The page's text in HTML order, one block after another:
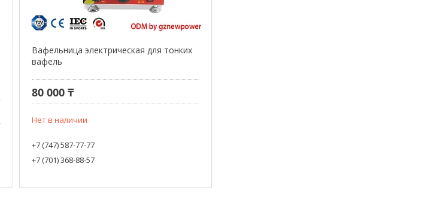
Вафельница электрическая для тонких
вафель
80 000 ₸
Нет в наличии
+7 (747) 587-77-77
+7 (701) 368-88-57